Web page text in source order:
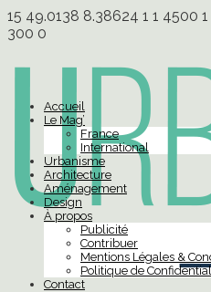
15 49.0138 8.38624 1 1 4500 1
300 0
Accueil
Le Mag’
France
International
Urbanisme
Architecture
Aménagement
Design
À propos
Publicité
Contribuer
Mentions Légales &
Politique de
Contact